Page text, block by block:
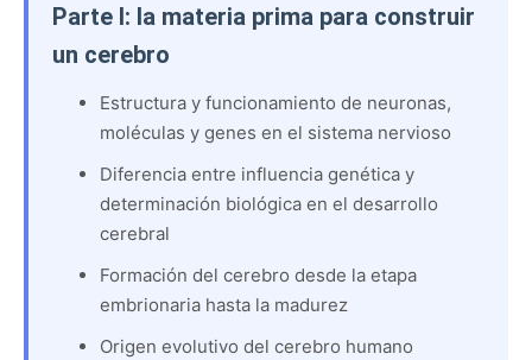
Parte I: la materia prima para construir
un cerebro
Estructura y funcionamiento de neuronas,
moléculas y genes en el sistema nervioso
Diferencia entre influencia genética y
determinación biológica en el desarrollo
cerebral
Formación del cerebro desde la etapa
embrionaria hasta la madurez
Origen evolutivo del cerebro humano